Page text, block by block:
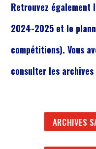
Retrouvez également
2024-2025 et le
compétitions). Vous
consulter les archives
ARCHIVES